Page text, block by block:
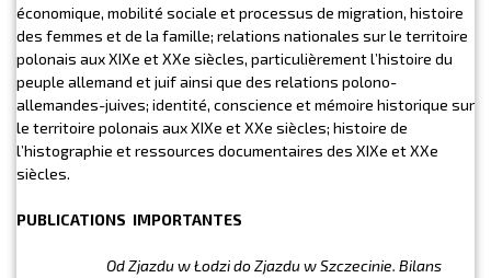
économique, mobilité sociale et processus de migration, histoire
des femmes et de la famille; relations nationales sur le territoire
polonais aux XIXe et XXe siècles, particulièrement l’histoire du
peuple allemand et juif ainsi que des relations polono-
allemandes-juives; identité, conscience et mémoire historique sur
le territoire polonais aux XIXe et XXe siècles; histoire de
l’histographie et ressources documentaires des XIXe et XXe
siècles.
PUBLICATIONS IMPORTANTES
Od Zjazdu w Łodzi do Zjazdu w Szczecinie. Bilans